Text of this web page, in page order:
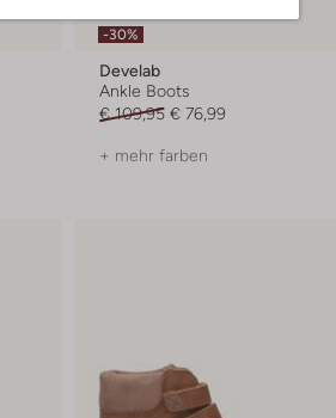
-30%
Develab
Ankle Boots
€ 109,95 € 76,99
+ mehr farben